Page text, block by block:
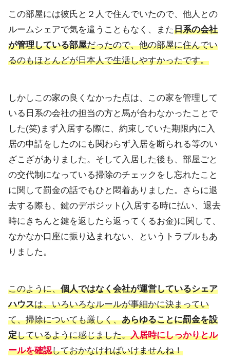
この部屋には彼氏と２人で住んでいたので、他人との
ルームシェアで気を遣うこともなく、 また日系の会社
が管理している部屋だったので、他の部屋に住んでい
るのもほとんどが日本人で生活しやすかったです。
しかしこの家の良くなかった点は、この家を管理して
いる日系の会社の担当の方と馬が合わなかったことで
した(笑) まず入居する際に、 約束していた期限内に入
居の申請をしたのにも関わらず入居を断られる等のい
ざこざがありました。そして入居した後も、 部屋ごと
の交代制になっている掃除のチェックをし忘れたこと
に関 して罰金の話でもひと悶着ありました。さらに退
去する際も、鍵のデポジット(入居する時に払い、 退去
時にきちんと鍵を返したら返ってくるお金)に関して、
なかなか口座に振り込まれない、というトラブルもあ
りました。
このように、個人ではなく会社が運営しているシェア
ハウスは、いろいろなルールが事細かに決まってい
て、掃除についても厳しく、あらゆることに罰金を設
定しているように感じました。入居時にしっかりとル
ールを確認しておかなければいけませんね！